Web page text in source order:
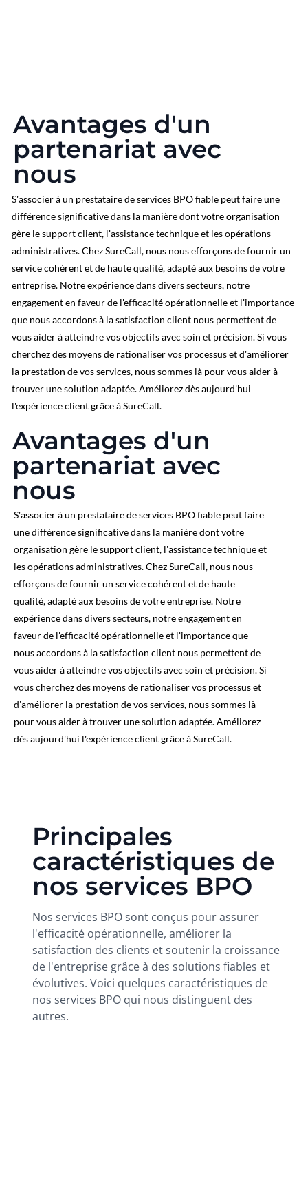
Avantages d'un
partenariat avec
nous
S'associer à un prestataire de services BPO fiable peut faire une
différence significative dans la manière dont votre organisation
gère le support client, l'assistance technique et les opérations
administratives. Chez SureCall, nous nous efforçons de fournir un
service cohérent et de haute qualité, adapté aux besoins de votre
entreprise. Notre expérience dans divers secteurs, notre
engagement en faveur de l'efficacité opérationnelle et l'importance
que nous accordons à la satisfaction client nous permettent de
vous aider à atteindre vos objectifs avec soin et précision. Si vous
cherchez des moyens de rationaliser vos processus et d'améliorer
la prestation de vos services, nous sommes là pour vous aider à
trouver une solution adaptée. Améliorez dès aujourd'hui
l'expérience client grâce à SureCall.
Avantages d'un
partenariat avec
nous
S'associer à un prestataire de services BPO fiable peut faire
une différence significative dans la manière dont votre
organisation gère le support client, l'assistance technique et
les opérations administratives. Chez SureCall, nous nous
efforçons de fournir un service cohérent et de haute
qualité, adapté aux besoins de votre entreprise. Notre
expérience dans divers secteurs, notre engagement en
faveur de l'efficacité opérationnelle et l'importance que
nous accordons à la satisfaction client nous permettent de
vous aider à atteindre vos objectifs avec soin et précision. Si
vous cherchez des moyens de rationaliser vos processus et
d'améliorer la prestation de vos services, nous sommes là
pour vous aider à trouver une solution adaptée. Améliorez
dès aujourd'hui l'expérience client grâce à SureCall.
Principales
caractéristiques de
nos services BPO
Nos services BPO sont conçus pour assurer
l'efficacité opérationnelle, améliorer la
satisfaction des clients et soutenir la croissance
de l'entreprise grâce à des solutions fiables et
évolutives. Voici quelques caractéristiques de
nos services BPO qui nous distinguent des
autres.